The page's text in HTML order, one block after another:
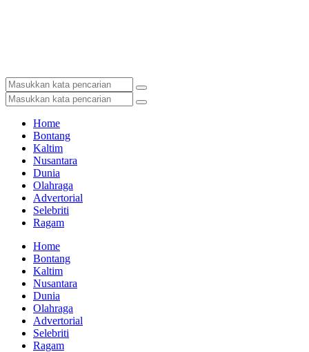
Home
Bontang
Kaltim
Nusantara
Dunia
Olahraga
Advertorial
Selebriti
Ragam
Home
Bontang
Kaltim
Nusantara
Dunia
Olahraga
Advertorial
Selebriti
Ragam